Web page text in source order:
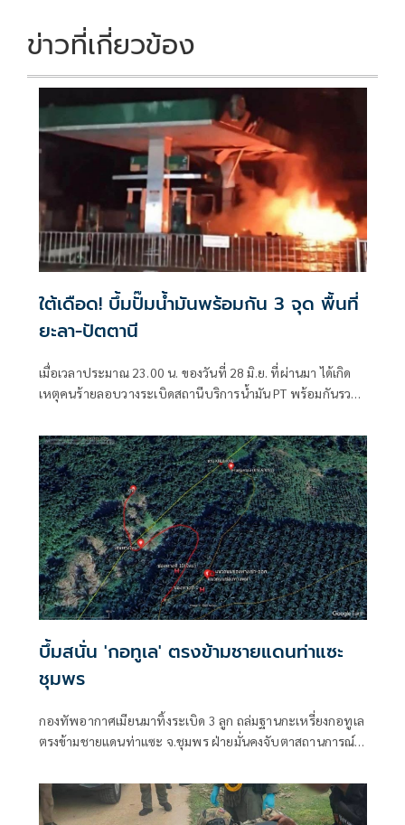
k k
ข่าวที่เกี่ยวข้อง
ใต้เดือด! บึ้มปั๊มน้ำมันพร้อมกัน 3 จุด พื้นที่
ยะลา-ปัตตานี
เมื่อเวลาประมาณ 23.00 น. ของวันที่ 28 มิ.ย. ที่ผ่านมา ได้เกิด
เหตุคนร้ายลอบวางระเบิดสถานีบริการน้ำมัน PT พร้อมกันรวม
บึ้มสนั่น 'กอทูเล' ตรงข้ามชายแดนท่าแซะ
ชุมพร
กองทัพอากาศเมียนมาทิ้งระเบิด 3 ลูก ถล่มฐานกะเหรี่ยงกอทูเล
ตรงข้ามชายแดนท่าแซะ จ.ชุมพร ฝ่ายมั่นคงจับตาสถานการณ์